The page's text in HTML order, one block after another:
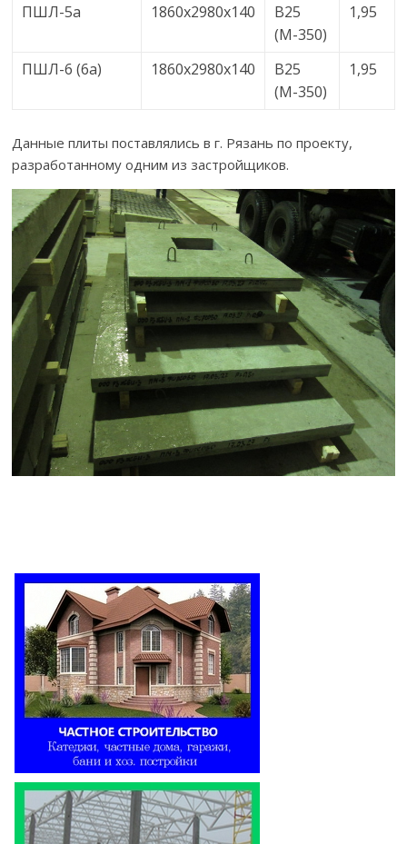
ПШЛ-5а 1860х2980х140
В25
(М-350)
1,95
ПШЛ-6 (6а) 1860х2980х140
В25
(М-350)
1,95
Данные плиты поставлялись в г. Рязань по проекту,
разработанному одним из застройщиков.